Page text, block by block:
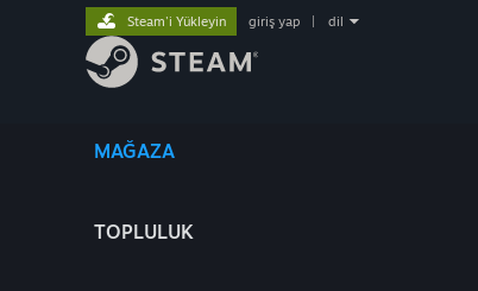
MAĞAZA
TOPLULUK
Steam'i Yükleyin giriş yap dil